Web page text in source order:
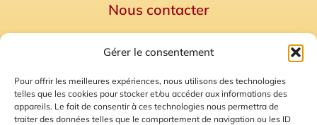
Gérer le consentement
Pour offrir les meilleures expériences, nous utilisons des technologies
telles que les cookies pour stocker et/ou accéder aux informations des
appareils. Le fait de consentir à ces technologies nous permettra de
traiter des données telles que le comportement de navigation ou les ID
Nous contacter
Mentions Légales
Plan du site
Gestion des Cookies